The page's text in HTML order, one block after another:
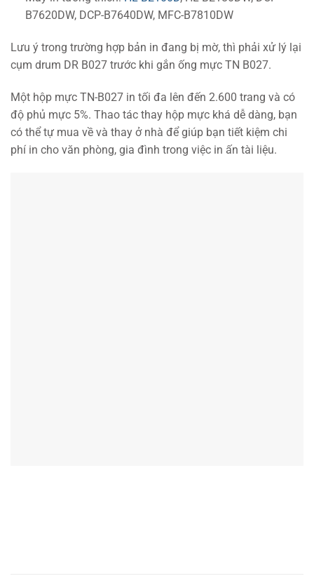
B7620DW, DCP-B7640DW, MFC-B7810DW
Lưu ý trong trường hợp bản in đang bị mờ, thì phải xử lý lại
cụm drum DR B027 trước khi gắn ống mực TN B027.
Một hộp mực TN-B027 in tối đa lên đến 2.600 trang và có
độ phủ mực 5%. Thao tác thay hộp mực khá dễ dàng, bạn
có thể tự mua về và thay ở nhà để giúp bạn tiết kiệm chi
phí in cho văn phòng, gia đình trong việc in ấn tài liệu.